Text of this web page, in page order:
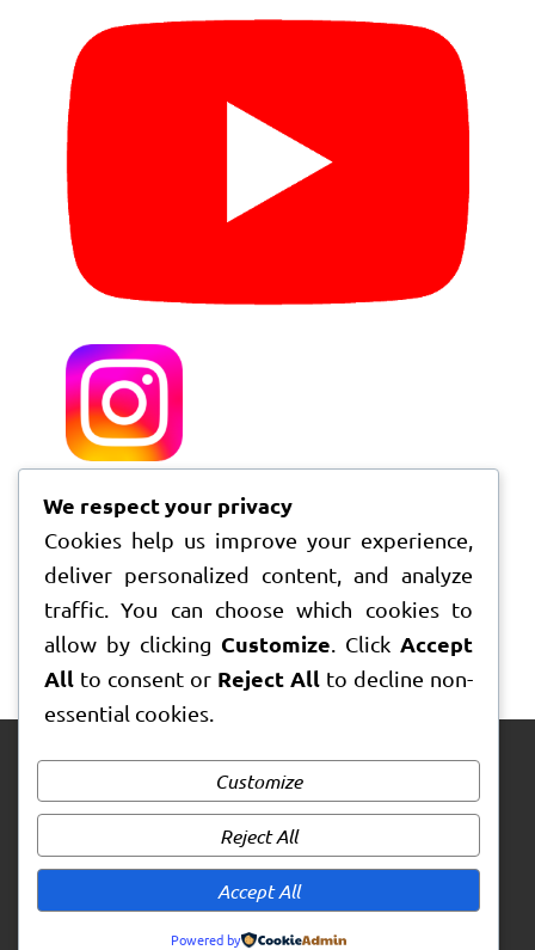
We respect your privacy
Cookies help us improve your experience,
deliver personalized content, and analyze
traffic. You can choose which cookies to
allow by clicking Customize . Click Accept
All to consent or Reject All to decline non-
essential cookies.
Customize
Reject All
Accept All
Powered by